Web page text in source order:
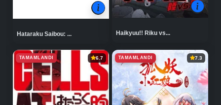
Hataraku Saibou: ... Haikyuu!! Riku vs...
TAMAMLANDI 6.7 TAMAMLANDI 7.3